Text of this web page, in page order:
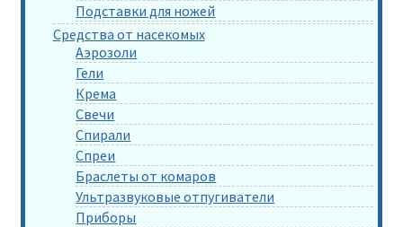
Подставки для ножей
Средства от насекомых
Аэрозоли
Гели
Крема
Свечи
Спирали
Спреи
Браслеты от комаров
Ультразвуковые отпугиватели
Приборы